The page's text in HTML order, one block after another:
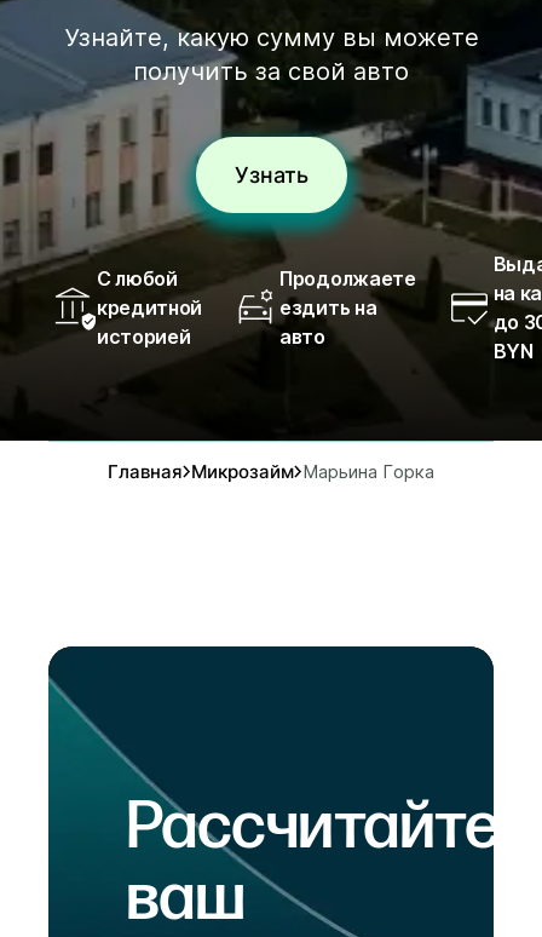
Узнайте, какую сумму вы можете
получить за свой авто
Узнать
С любой
кредитной
историей
Продолжаете
ездить на
авто
на
до
BYN
Главная Микрозайм Марьина Горка
Рассчитайте
ваш